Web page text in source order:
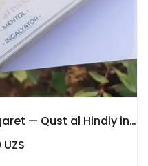
Chekishga qarshi tabiiy sigaret — Qust al Hindiy ingalyator